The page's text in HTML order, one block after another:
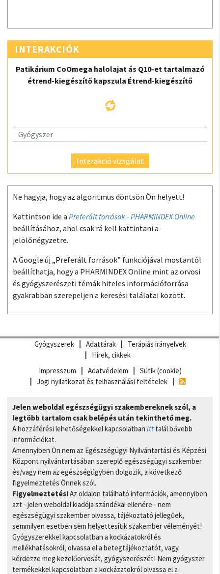
INTERAKCIÓK
Patikárium CoOmega halolajat ás Q10-et tartalmazó
étrend-kiegészítő kapszula Étrend-kiegészítő
Interakció vizsgálat
Ne hagyja, hogy az algoritmus döntsön Ön helyett!
Kattintson ide a Preferált források - PHARMINDEX Online
beállításához, ahol csak rá kell kattintani a
jelölőnégyzetre.
A Google új „Preferált források” funkciójával mostantól
beállíthatja, hogy a PHARMINDEX Online mint az orvosi
és gyógyszerészeti témák hiteles információforrása
gyakrabban szerepeljen a keresési találatai között.
Gyógyszerek Adattárak
Terápiás irányelvek
Hírek, cikkek
Impresszum
Adatvédelem
Sütik (cookie)
Jogi nyilatkozat és felhasználási feltételek
Jelen weboldal egészségügyi szakembereknek szól, a
legtöbb tartalom csak belépés után tekinthető meg.
A hozzáférési lehetőségekkel kapcsolatban itt talál bővebb
információkat.
Amennyiben Ön nem az Egészségügyi Nyilvántartási és Képzési
Központ nyilvántartásában szereplő egészségügyi szakember
és/vagy nem az egészségügyben dolgozik, a következő
figyelmeztetés Önnek szól.
Figyelmeztetés!Az oldalon található információk, amennyiben
azt - jelen weboldal kiadója szándékai ellenére - nem
egészségügyi szakember olvassa, tájékoztató jellegűek,
semmilyen esetben sem helyettesítik szakember véleményét!
Gyógyszerekkel kapcsolatban a kockázatokról és
mellékhatásokról, olvassa el a betegtájékoztatót, vagy
kérdezze meg kezelőorvosát, gyógyszerészét! Nem gyógyszer
termékekkel kapcsolatban a kockázatokról olvassa el a